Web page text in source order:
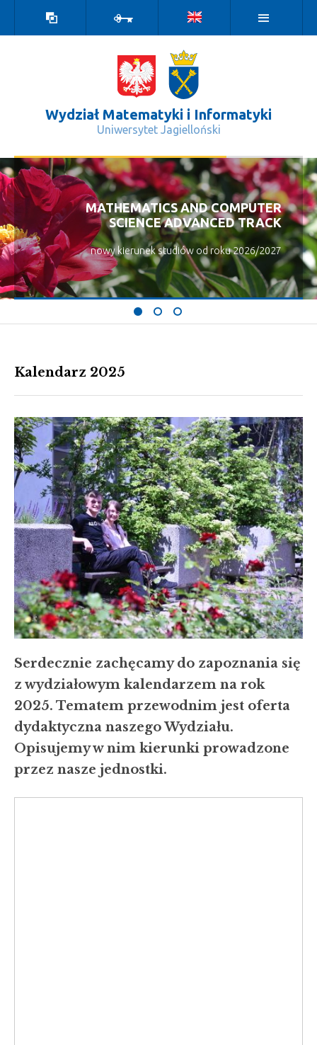
kontrastowa
Wydział Matematyki i Informatyki
Uniwersytet Jagielloński
Warto zobaczyć - Wydział
MATHEMATICS AND COMPUTER
SCIENCE ADVANCED TRACK
nowy kierunek studiów od roku 2026/2027
Kalendarz 2025
Serdecznie zachęcamy do zapoznania się
z wydziałowym kalendarzem na rok
2025. Tematem przewodnim jest oferta
dydaktyczna naszego Wydziału.
Opisujemy w nim kierunki prowadzone
przez nasze jednostki.